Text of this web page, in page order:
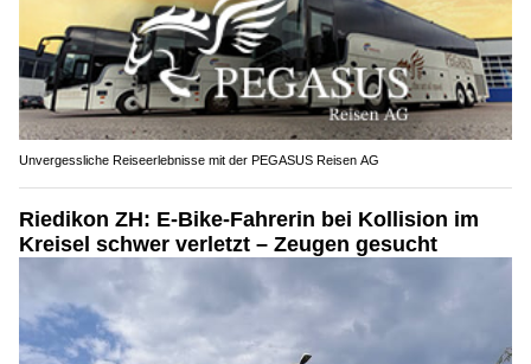
Unvergessliche Reiseerlebnisse mit der PEGASUS Reisen AG
Riedikon ZH: E-Bike-Fahrerin bei Kollision im
Kreisel schwer verletzt – Zeugen gesucht